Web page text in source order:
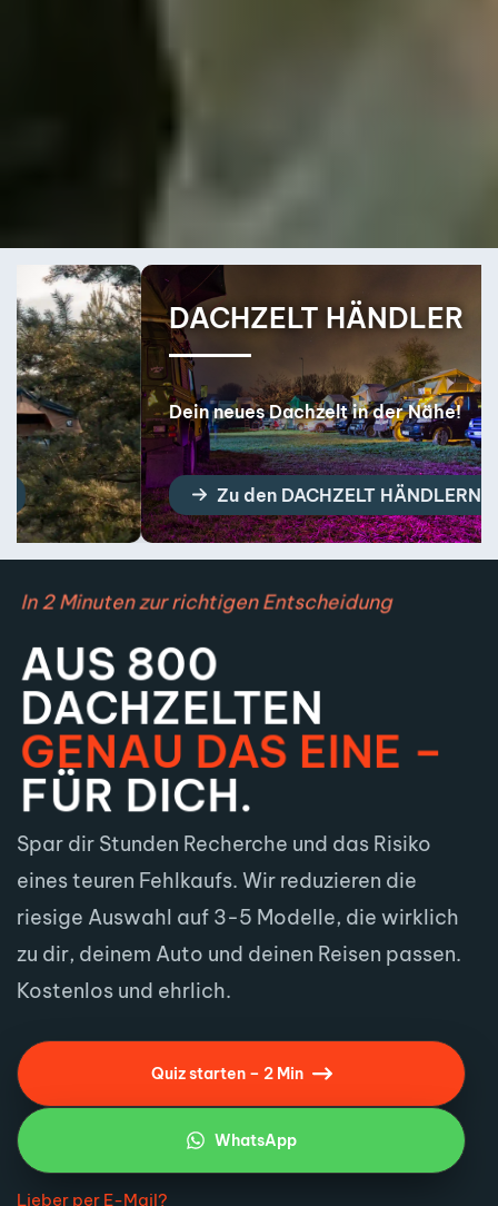
DACHZELT HÄNDLER
Dein neues Dachzelt in der Nähe!
Zu den DACHZELT HÄNDLERN
In 2 Minuten zur richtigen Entscheidung
AUS 800
DACHZELTEN
GENAU DAS EINE –
FÜR DICH.
Spar dir Stunden Recherche und das Risiko
eines teuren Fehlkaufs. Wir reduzieren die
riesige Auswahl auf 3-5 Modelle, die wirklich
zu dir, deinem Auto und deinen Reisen passen.
Kostenlos und ehrlich.
Quiz starten – 2 Min
WhatsApp
Lieber per E-Mail?